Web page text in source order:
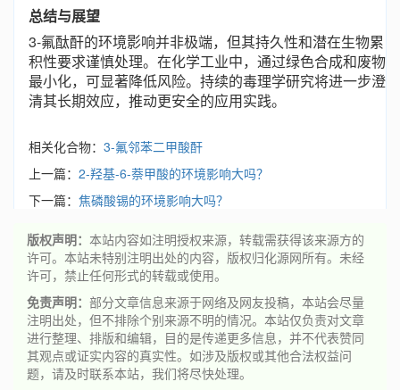
总结与展望
3-氟酞酐的环境影响并非极端，但其持久性和潜在生物累
积性要求谨慎处理。在化学工业中，通过绿色合成和废物
最小化，可显著降低风险。持续的毒理学研究将进一步澄
清其长期效应，推动更安全的应用实践。
相关化合物： 3-氟邻苯二甲酸酐
上一篇： 2-羟基-6-萘甲酸的环境影响大吗？
下一篇： 焦磷酸锡的环境影响大吗？
版权声明： 本站内容如注明授权来源，转载需获得该来源方的
许可。本站未特别注明出处的内容，版权归化源网所有。未经
许可，禁止任何形式的转载或使用。
免责声明： 部分文章信息来源于网络及网友投稿，本站会尽量
注明出处，但不排除个别来源不明的情况。本站仅负责对文章
进行整理、排版和编辑，目的是传递更多信息，并不代表赞同
其观点或证实内容的真实性。如涉及版权或其他合法权益问
题，请及时联系本站，我们将尽快处理。